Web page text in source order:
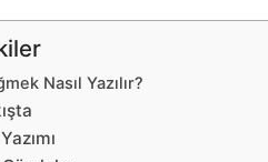
Nasıl Yazılır?